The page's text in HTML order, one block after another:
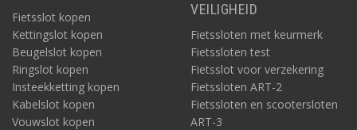
Fietsslot kopen
Kettingslot kopen
Beugelslot kopen
Ringslot kopen
Insteekketting kopen
Kabelslot kopen
Vouwslot kopen
VEILIGHEID
Fietssloten met keurmerk
Fietssloten test
Fietsslot voor verzekering
Fietssloten ART-2
Fietssloten en scootersloten
ART-3